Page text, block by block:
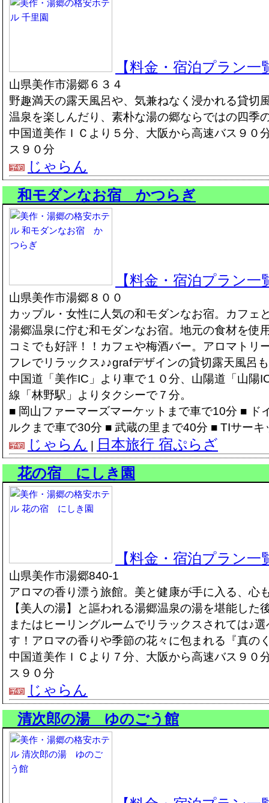
【料金・宿泊プラン一
山県美作市湯郷６３４
野趣満天の露天風呂や、気兼ねなく浸かれる貸切
温泉を楽しんだり、素朴な湯の郷ならではの四季
中国道美作ＩＣより５分、大阪から高速バス９０
ス９０分
じゃらん
和モダンなお宿 かつらぎ
【料金・宿泊プラン一
山県美作市湯郷８００
カップル・女性に人気の和モダンなお宿。カフェ
湯郷温泉に佇む和モダンなお宿。地元の食材を使
コミでも好評！！カフェや梅酒バー。アロマトリ
フレでリラックス♪♪grafデザインの貸切露天風呂
中国道「美作IC」より車で１０分、山陽道「山陽
線「林野駅」よりタクシーで７分。
■ 岡山ファーマーズマーケットまで車で10分 ■ ド
ルクまで車で30分 ■ 武蔵の里まで40分 ■ TIサー
じゃらん | 日本旅行 宿ぷらざ
花の宿 にしき園
【料金・宿泊プラン一
山県美作市湯郷840-1
アロマの香り漂う旅館。美と健康が手に入る、心
【美人の湯】と謳われる湯郷温泉の湯を堪能した
またはヒーリングルームでリラックスされては♪
す！アロマの香りや季節の花々に包まれる『真の
中国道美作ＩＣより７分、大阪から高速バス９０
ス９０分
じゃらん
清次郎の湯 ゆのごう館